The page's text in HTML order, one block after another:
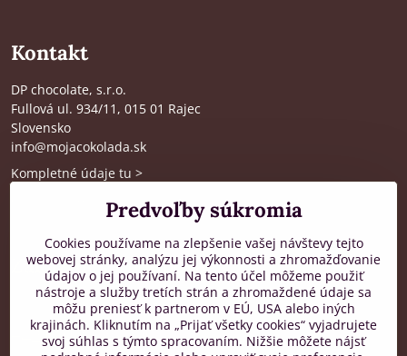
Kontakt
DP chocolate, s.r.o.
Fullová ul. 934/11, 015 01 Rajec
Slovensko
info@mojacokolada.sk
Kompletné údaje tu >
Kde nás nájdete
Zákaznícka podpora
od 8:00 do 16:00, PO-PIA
+421 917 436 795
Predvoľby súkromia
Cookies používame na zlepšenie vašej návštevy tejto
webovej stránky, analýzu jej výkonnosti a zhromažďovanie
údajov o jej používaní. Na tento účel môžeme použiť
nástroje a služby tretích strán a zhromaždené údaje sa
môžu preniesť k partnerom v EÚ, USA alebo iných
krajinách. Kliknutím na „Prijať všetky cookies“ vyjadrujete
svoj súhlas s týmto spracovaním. Nižšie môžete nájsť